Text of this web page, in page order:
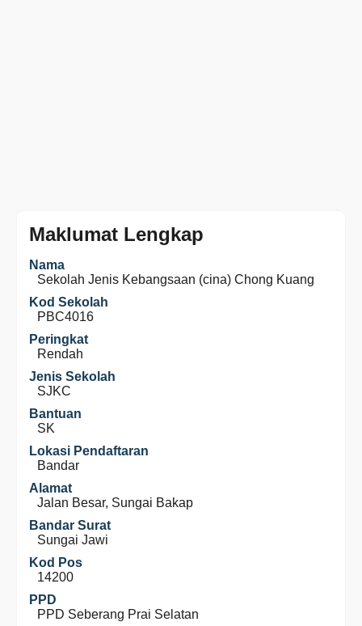
Maklumat Lengkap
Nama
Sekolah Jenis Kebangsaan (cina) Chong Kuang
Kod Sekolah
PBC4016
Peringkat
Rendah
Jenis Sekolah
SJKC
Bantuan
SK
Lokasi Pendaftaran
Bandar
Alamat
Jalan Besar, Sungai Bakap
Bandar Surat
Sungai Jawi
Kod Pos
14200
PPD
PPD Seberang Prai Selatan